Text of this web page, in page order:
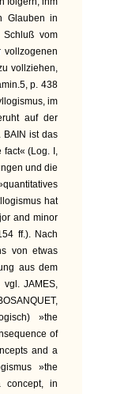
Glauben in
vom
vollzogenen
vollziehen,
p. 438
im
auf der
BAIN ist das
fact« (Log. I,
und die
hat
and minor
ff.). Nach
von etwas
aus dem
JAMES,
»the
of
and a
»the
in